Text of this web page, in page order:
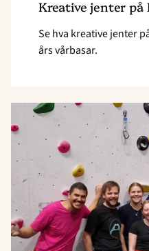
Kreative jenter på
Se hva kreative jenter
års vårbasar.